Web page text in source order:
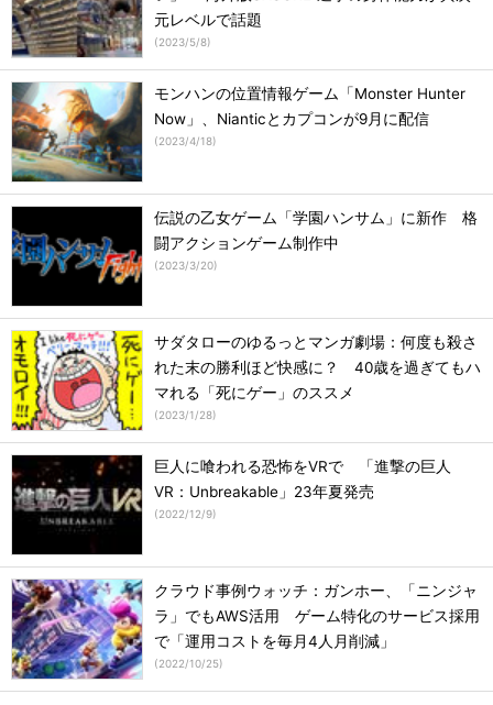
元レベルで話題
(2023/5/8)
モンハンの位置情報ゲーム「Monster Hunter
Now」、Nianticとカプコンが9月に配信
(2023/4/18)
伝説の乙女ゲーム「学園ハンサム」に新作 格
闘アクションゲーム制作中
(2023/3/20)
サダタローのゆるっとマンガ劇場：何度も殺さ
れた末の勝利ほど快感に？ 40歳を過ぎてもハ
マれる「死にゲー」のススメ
(2023/1/28)
巨人に喰われる恐怖をVRで 「進撃の巨人
VR：Unbreakable」23年夏発売
(2022/12/9)
クラウド事例ウォッチ：ガンホー、「ニンジャ
ラ」でもAWS活用 ゲーム特化のサービス採用
で「運用コストを毎月4人月削減」
(2022/10/25)